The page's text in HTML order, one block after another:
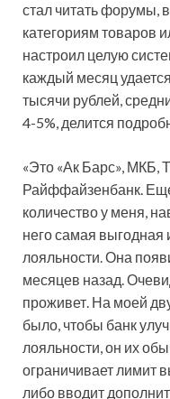
стал читать форумы,
категориям товаров
настроил целую
каждый месяц
тысячи рублей,
4-5%, делится
«Это «Ак Барс», МКБ,
Райффайзенбанк.
количество у меня,
него самая выгодная
лояльности. Она
месяцев назад.
проживет. На моей
было, чтобы банк
лояльности, он их
ограничивает лимит
либо вводит